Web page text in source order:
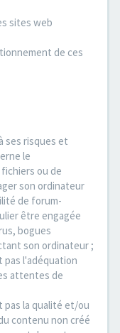
sites web
de ces
ses risques et
le
ou de
son ordinateur
de forum-
être engagée
bogues
son ordinateur ;
pas l'adéquation
attentes de
pas la qualité et/ou
contenu non créé